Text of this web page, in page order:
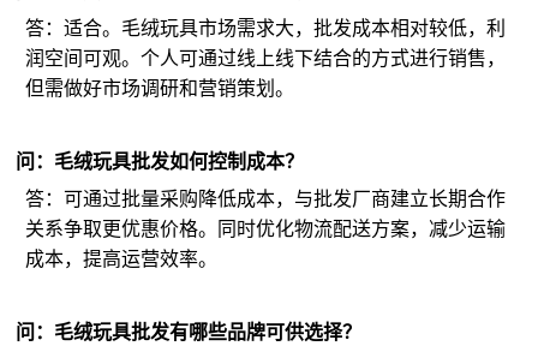
答：适合。毛绒玩具市场需求大，批发成本相对较低，利
润空间可观。个人可通过线上线下结合的方式进行销售，
但需做好市场调研和营销策划。
问：毛绒玩具批发如何控制成本？
答：可通过批量采购降低成本，与批发厂商建立长期合作
关系争取更优惠价格。同时优化物流配送方案，减少运输
成本，提高运营效率。
问：毛绒玩具批发有哪些品牌可供选择？